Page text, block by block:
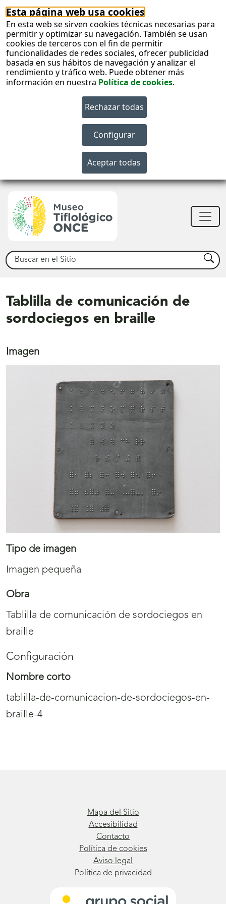
Esta página web usa cookies
En esta web se sirven cookies técnicas necesarias para
permitir y optimizar su navegación. También se usan
cookies de terceros con el fin de permitir
funcionalidades de redes sociales, ofrecer publicidad
basada en sus hábitos de navegación y analizar el
rendimiento y tráfico web. Puede obtener más
información en nuestra Política de cookies.
Buscar Buscar
Tablilla de comunicación de
sordociegos en braille
Imagen
Tipo de imagen
Imagen pequeña
Obra
Tablilla de comunicación de sordociegos en
braille
Configuración
Nombre corto
tablilla-de-comunicacion-de-sordociegos-en-
braille-4
Mapa del Sitio
Accesibilidad
Contacto
Política de cookies
Aviso legal
Política de privacidad